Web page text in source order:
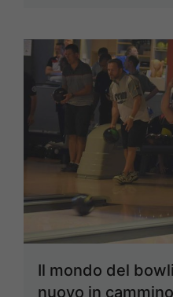
Il mondo del
nuovo in cammino